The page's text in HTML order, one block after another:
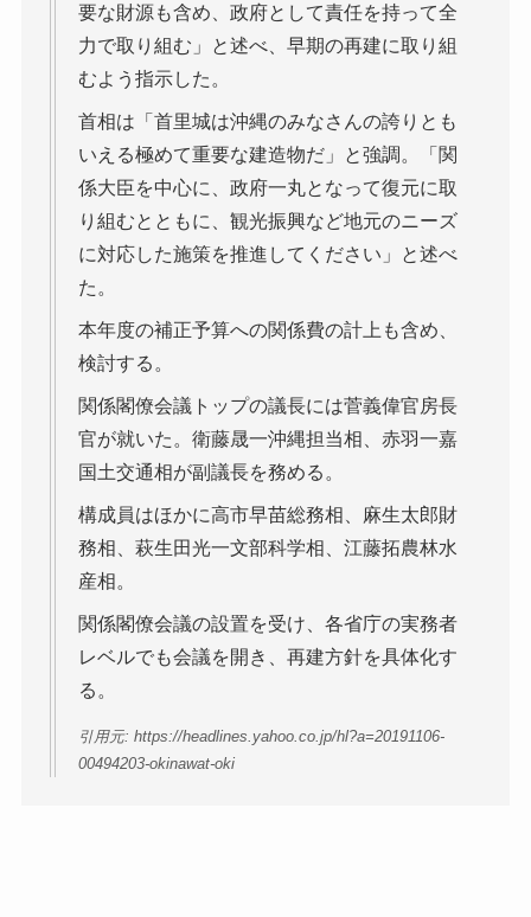
要な財源も含め、政府として責任を持って全
力で取り組む」と述べ、早期の再建に取り組
むよう指示した。
首相は「首里城は沖縄のみなさんの誇りとも
いえる極めて重要な建造物だ」と強調。「関
係大臣を中心に、政府一丸となって復元に取
り組むとともに、観光振興など地元のニーズ
に対応した施策を推進してください」と述べ
た。
本年度の補正予算への関係費の計上も含め、
検討する。
関係閣僚会議トップの議長には菅義偉官房長
官が就いた。衛藤晟一沖縄担当相、赤羽一嘉
国土交通相が副議長を務める。
構成員はほかに高市早苗総務相、麻生太郎財
務相、萩生田光一文部科学相、江藤拓農林水
産相。
関係閣僚会議の設置を受け、各省庁の実務者
レベルでも会議を開き、再建方針を具体化す
る。
引用元: https://headlines.yahoo.co.jp/hl?a=20191106-
00494203-okinawat-oki